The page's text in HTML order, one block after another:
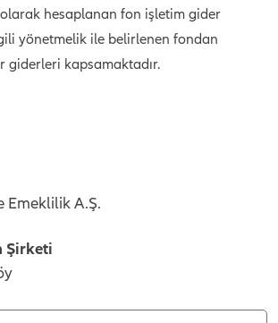
hesaplanan fon işletim gider
yönetmelik ile belirlenen fondan
giderleri kapsamaktadır.
Emeklilik A.Ş.
Şirketi